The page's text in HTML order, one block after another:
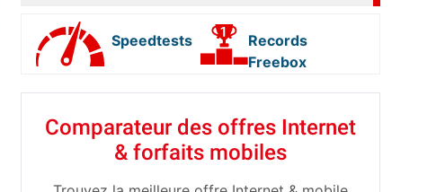
Speedtests
Records
Freebox
Comparateur des offres Internet
& forfaits mobiles